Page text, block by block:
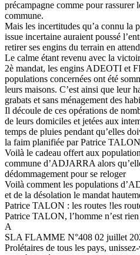
précampagne comme pour rassurer
commune.
Mais les incertitudes qu’a connu la
issue incertaine auraient poussé
retirer ses engins du terrain en
Le calme étant revenu avec la
2è mandat, les engins ADEOTI et
populations concernées ont été
leurs maisons. C’est ainsi que leur
grabats et sans ménagement des
Il découle de ces opérations de
de leurs domiciles et jetées aux
temps de pluies pendant qu’elles
la faim planifiée par Patrice
Voilà le cadeau offert aux
commune d’ADJARRA alors
dédommagement pour se reloger
Voilà comment les populations
et de la désolation le mandat
Patrice TALON : les routes !les
Patrice TALON, l’homme n’est
A
SLA FLAMME N°408 02 juillet
Prolétaires de tous les pays,